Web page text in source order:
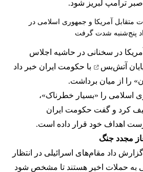
ترامپ لبریز شود.
متقابل آمریکا و جمهوری اسلامی در
پنج‌شنبه شدت گرفت
در سخنانی در حاشیه اجلاس
آتش‌بس
با حکومت ایران خبر داد
را از میان برداشت.
اسلامی را «بسیار خطرناک»،
کرد و گفت حکومت ایران
اهداف خود قرار داده است.
مجدد جنگ
داد مقام‌های اسرائیلی در انتظار
به حملات اخیر هستند تا مشخص شود